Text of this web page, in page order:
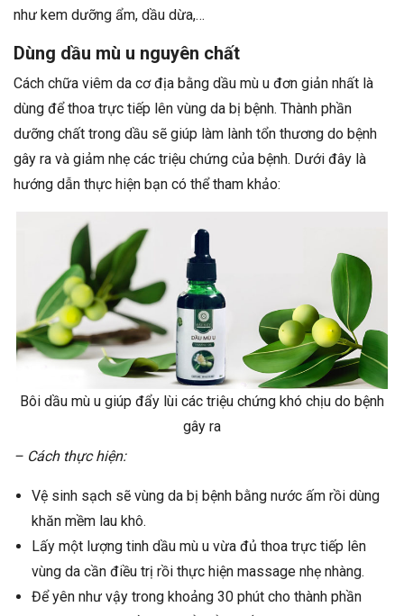
như kem dưỡng ẩm, dầu dừa,…
Dùng dầu mù u nguyên chất
Cách chữa viêm da cơ địa bằng dầu mù u đơn giản nhất là
dùng để thoa trực tiếp lên vùng da bị bệnh. Thành phần
dưỡng chất trong dầu sẽ giúp làm lành tổn thương do bệnh
gây ra và giảm nhẹ các triệu chứng của bệnh. Dưới đây là
hướng dẫn thực hiện bạn có thể tham khảo:
Bôi dầu mù u giúp đẩy lùi các triệu chứng khó chịu do bệnh
gây ra
– Cách thực hiện:
Vệ sinh sạch sẽ vùng da bị bệnh bằng nước ấm rồi dùng
khăn mềm lau khô.
Lấy một lượng tinh dầu mù u vừa đủ thoa trực tiếp lên
vùng da cần điều trị rồi thực hiện massage nhẹ nhàng.
Để yên như vậy trong khoảng 30 phút cho thành phần